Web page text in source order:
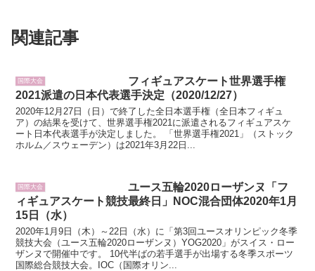
関連記事
国際大会
フィギュアスケート世界選手権
2021派遣の日本代表選手決定（2020/12/27）
2020年12月27日（日）で終了した全日本選手権（全日本フィギュ
ア）の結果を受けて、世界選手権2021に派遣されるフィギュアスケ
ート日本代表選手が決定しました。 「世界選手権2021」（ストック
ホルム／スウェーデン）は2021年3月22日...
国際大会
ユース五輪2020ローザンヌ「フ
ィギュアスケート競技最終日」NOC混合団体2020年1月
15日（水）
2020年1月9日（木）～22日（水）に「第3回ユースオリンピック冬季
競技大会（ユース五輪2020ローザンヌ）YOG2020」がスイス・ロー
ザンヌで開催中です。 10代半ばの若手選手が出場する冬季スポーツ
国際総合競技大会。IOC（国際オリン...